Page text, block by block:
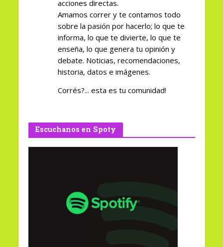
acciones directas.
Amamos correr y te contamos todo
sobre la pasión por hacerlo; lo que te
informa, lo que te divierte, lo que te
enseña, lo que genera tu opinión y
debate. Noticias, recomendaciones,
historia, datos e imágenes.
Corrés?... esta es tu comunidad!
Escuchanos en Spoty